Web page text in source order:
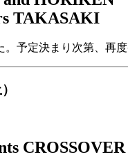
TAKASAKI
予定決まり次第、再度